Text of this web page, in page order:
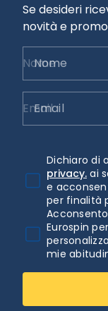
Se desideri
novità e
Nome
Email
Dichiaro di
privacy. ai
e
per finalità
Eurospin
mie